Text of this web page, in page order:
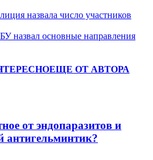
назвала число участников
назвал основные направления
ЕЩЕ ОТ АВТОРА
от эндопаразитов и
антигельминтик?